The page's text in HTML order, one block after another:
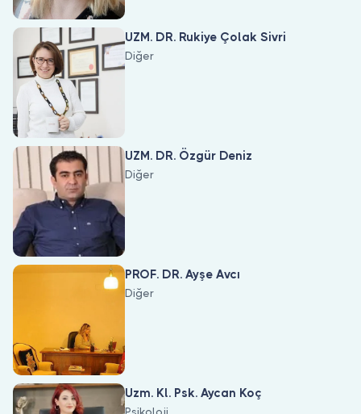
UZM. DR. Rukiye Çolak Sivri
Diğer
UZM. DR. Özgür Deniz
Diğer
PROF. DR. Ayşe Avcı
Diğer
Uzm. Kl. Psk. Aycan Koç